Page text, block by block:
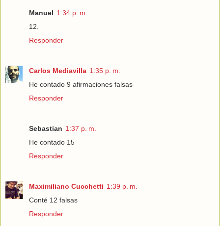
Manuel 1:34 p. m.
12.
Responder
Carlos Mediavilla 1:35 p. m.
He contado 9 afirmaciones falsas
Responder
Sebastian 1:37 p. m.
He contado 15
Responder
Maximiliano Cucchetti 1:39 p. m.
Conté 12 falsas
Responder